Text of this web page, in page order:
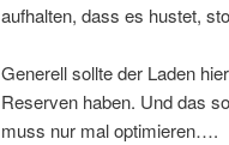
aufhalten, dass es hustet,
Generell sollte der Laden
Reserven haben. Und das
muss nur mal optimieren….